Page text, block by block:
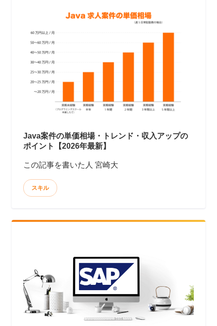
Java案件の単価相場・トレンド・収入アップの
ポイント【2026年最新】
この記事を書いた人 宮崎大
スキル